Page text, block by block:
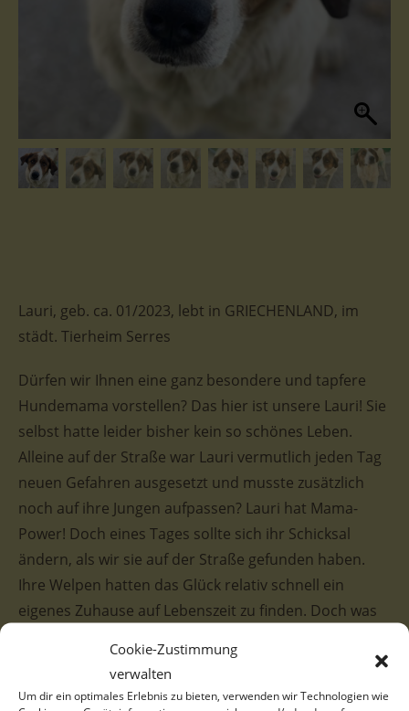
Cookie-Zustimmung
verwalten
Um dir ein optimales Erlebnis zu bieten, verwenden wir Technologien wie
Lauri, geb. ca. 01/2023, lebt in GRIECHENLAND, im
städt. Tierheim Serres
Dürfen wir Ihnen eine ganz besondere und tapfere
Hundemama vorstellen? Das hier ist unsere Lauri! Sie
selbst hatte leider bisher kein so schönes Leben.
Alleine auf der Straße war Lauri vermutlich jeden Tag
neuen Gefahren ausgesetzt und musste zusätzlich
noch auf ihre Jungen aufpassen? Lauri hat Mama-
Power! Doch eines Tages sollte sich ihr Schicksal
ändern, als wir sie auf der Straße gefunden haben.
Ihre Welpen hatten das Glück relativ schnell ein
eigenes Zuhause auf Lebenszeit zu finden. Doch was
Lauri schon ganz bald gleiches Glück wie ihren
Welpen widerfährt und sie endlich das Zuhause